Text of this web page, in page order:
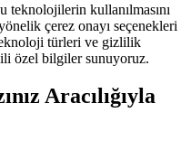
teknolojilerin kullanılmasını
çerez onayı seçenekleri
türleri ve gizlilik
özel bilgiler sunuyoruz.
Aracılığıyla